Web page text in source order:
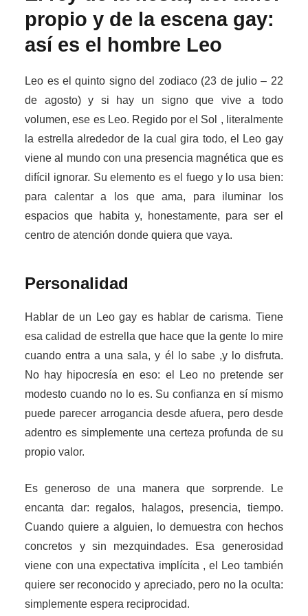
propio y de la escena gay:
así es el hombre Leo
Leo es el quinto signo del zodiaco (23 de julio – 22
de agosto) y si hay un signo que vive a todo
volumen, ese es Leo. Regido por el Sol , literalmente
la estrella alrededor de la cual gira todo, el Leo gay
viene al mundo con una presencia magnética que es
difícil ignorar. Su elemento es el fuego y lo usa bien:
para calentar a los que ama, para iluminar los
espacios que habita y, honestamente, para ser el
centro de atención donde quiera que vaya.
Personalidad
Hablar de un Leo gay es hablar de carisma. Tiene
esa calidad de estrella que hace que la gente lo mire
cuando entra a una sala, y él lo sabe ,y lo disfruta.
No hay hipocresía en eso: el Leo no pretende ser
modesto cuando no lo es. Su confianza en sí mismo
puede parecer arrogancia desde afuera, pero desde
adentro es simplemente una certeza profunda de su
propio valor.
Es generoso de una manera que sorprende. Le
encanta dar: regalos, halagos, presencia, tiempo.
Cuando quiere a alguien, lo demuestra con hechos
concretos y sin mezquindades. Esa generosidad
viene con una expectativa implícita , el Leo también
quiere ser reconocido y apreciado, pero no la oculta:
simplemente espera reciprocidad.